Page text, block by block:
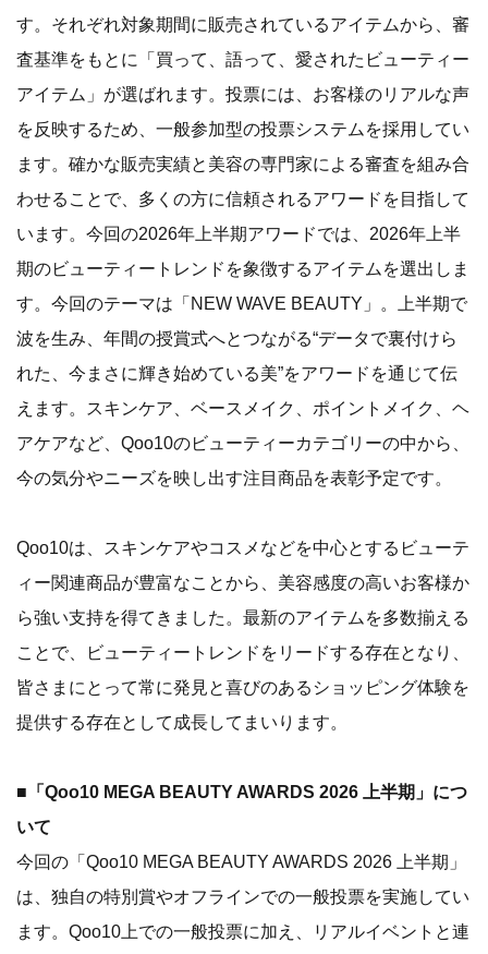
す。それぞれ対象期間に販売されているアイテムから、審
査基準をもとに「買って、語って、愛されたビューティー
アイテム」が選ばれます。投票には、お客様のリアルな声
を反映するため、一般参加型の投票システムを採用してい
ます。確かな販売実績と美容の専門家による審査を組み合
わせることで、多くの方に信頼されるアワードを目指して
います。今回の2026年上半期アワードでは、2026年上半
期のビューティートレンドを象徴するアイテムを選出しま
す。今回のテーマは「NEW WAVE BEAUTY」。上半期で
波を生み、年間の授賞式へとつながる“データで裏付けら
れた、今まさに輝き始めている美”をアワードを通じて伝
えます。スキンケア、ベースメイク、ポイントメイク、ヘ
アケアなど、Qoo10のビューティーカテゴリーの中から、
今の気分やニーズを映し出す注目商品を表彰予定です。
Qoo10は、スキンケアやコスメなどを中心とするビューテ
ィー関連商品が豊富なことから、美容感度の高いお客様か
ら強い支持を得てきました。最新のアイテムを多数揃える
ことで、ビューティートレンドをリードする存在となり、
皆さまにとって常に発見と喜びのあるショッピング体験を
提供する存在として成長してまいります。
■「Qoo10 MEGA BEAUTY AWARDS 2026 上半期」につ
いて
今回の「Qoo10 MEGA BEAUTY AWARDS 2026 上半期」
は、独自の特別賞やオフラインでの一般投票を実施してい
ます。Qoo10上での一般投票に加え、リアルイベントと連